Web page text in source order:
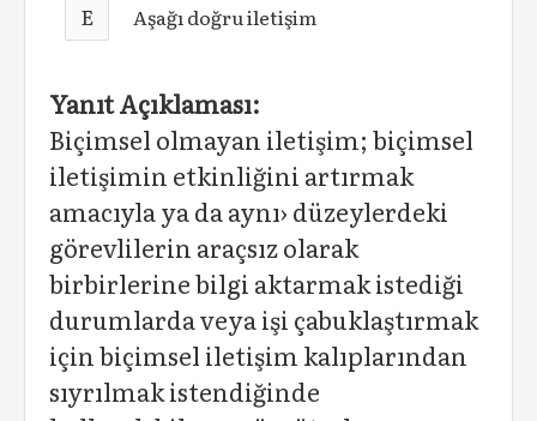
E Aşağı doğru iletişim
Yanıt Açıklaması:
Biçimsel olmayan iletişim; biçimsel
iletişimin etkinliğini artırmak
amacıyla ya da aynı› düzeylerdeki
görevlilerin araçsız olarak
birbirlerine bilgi aktarmak istediği
durumlarda veya işi çabuklaştırmak
için biçimsel iletişim kalıplarından
sıyrılmak istendiğinde